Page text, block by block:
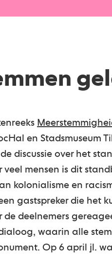
en Stadsmuseum
discussie over het
mensen is dit
kolonialisme en
gastspreker die het
deelnemers
waarin alle
Op 6 april jl.